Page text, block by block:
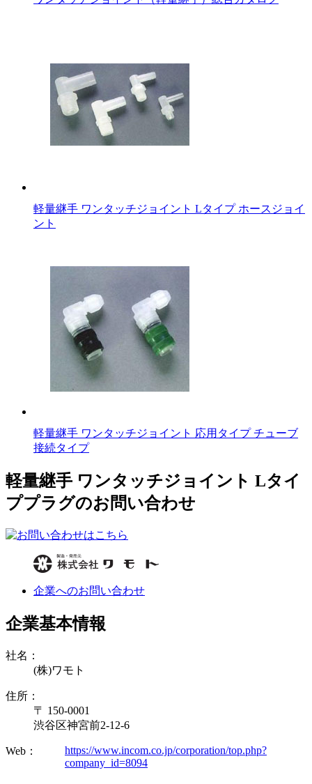
軽量継手 ワンタッチジョイント Lタイプ ホースジョイ
ント
軽量継手 ワンタッチジョイント 応用タイプ チューブ
接続タイプ
軽量継手 ワンタッチジョイント Lタイ
ププラグのお問い合わせ
企業へのお問い合わせ
企業基本情報
社名：
(株)ワモト
住所：
〒 150-0001
渋谷区神宮前2-12-6
Web：
https://www.incom.co.jp/corporation/top.php?
company_id=8094